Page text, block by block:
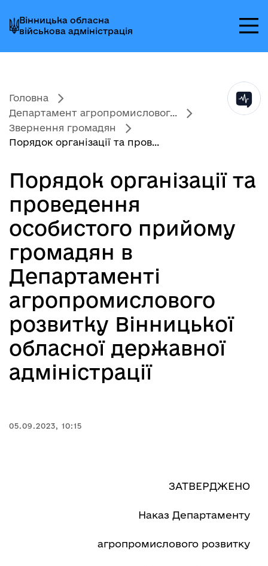
до
головного
меню
до
головного
вмісту
до
головного
колонтитула
Вінницька обласна
військова адміністрація
Головна
Департамент агропромисловог...
Звернення громадян
Порядок організації та пров...
Порядок організації та
проведення
особистого прийому
громадян в
Департаменті
агропромислового
розвитку Вінницької
обласної державної
адміністрації
05.09.2023, 10:15
ЗАТВЕРДЖЕНО
Наказ Департаменту
агропромислового розвитку